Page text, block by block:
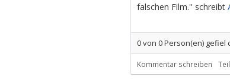
falschen Film.'' schreibt
0von 0Person(en) gefiel
Kommentar schreiben